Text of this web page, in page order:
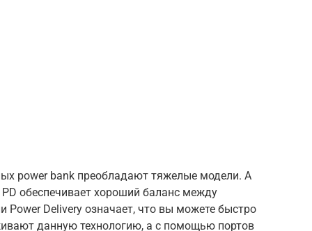
power bank преобладают тяжелые модели. А
обеспечивает хороший баланс между
Power Delivery означает, что вы можете быстро
данную технологию, а с помощью портов